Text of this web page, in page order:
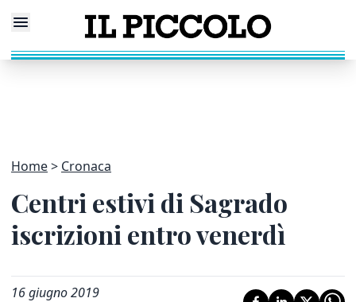
Home Cronaca
Centri estivi di Sagrado
iscrizioni entro venerdì
16 giugno 2019